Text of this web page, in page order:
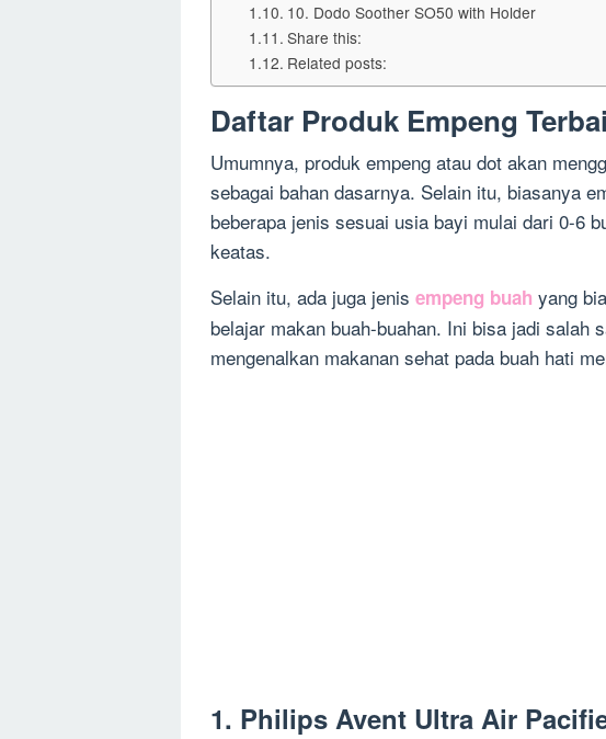
10. Dodo Soother SO50 with Holder
Share this:
Related posts:
Daftar Produk Empeng
Umumnya, produk empeng atau dot akan
sebagai bahan dasarnya. Selain itu, biasanya
beberapa jenis sesuai usia bayi mulai dari 0-6
keatas.
Selain itu, ada juga jenis empeng buah yang
belajar makan buah-buahan. Ini bisa jadi salah
mengenalkan makanan sehat pada buah hati
1. Philips Avent Ultra Air